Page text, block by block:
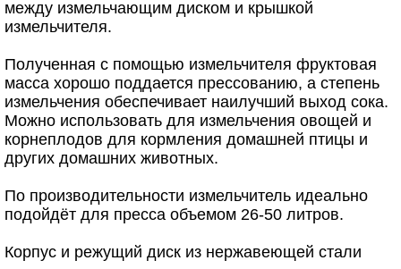
между измельчающим диском и крышкой
измельчителя.
Полученная с помощью измельчителя фруктовая
масса хорошо поддается прессованию, а степень
измельчения обеспечивает наилучший выход сока.
Можно использовать для измельчения овощей и
корнеплодов для кормления домашней птицы и
других домашних животных.
По производительности измельчитель идеально
подойдёт для пресса объемом 26-50 литров.
Корпус и режущий диск из нержавеющей стали